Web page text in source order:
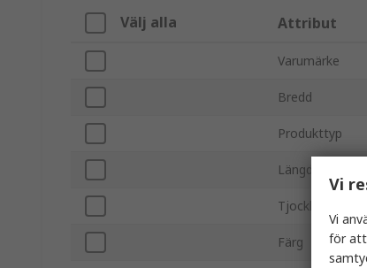
Välj alla Attribut
Varumärke
Bredd
Produkttyp
Längd
Tjocklek
Färg
Vi
Vi
för att